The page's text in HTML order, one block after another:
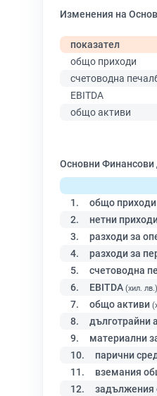
Изменения на
показател
общо приходи
счетоводна
EBITDA
общо активи
Основни
1.
общо приходи
2. нетни
3. разходи за
4. разходи за
5. счетоводна
6. EBITDA (хил. лв.)
7. общо активи
8. дълготрайни
9. материални
10. парични
11. вземания
12. задължения